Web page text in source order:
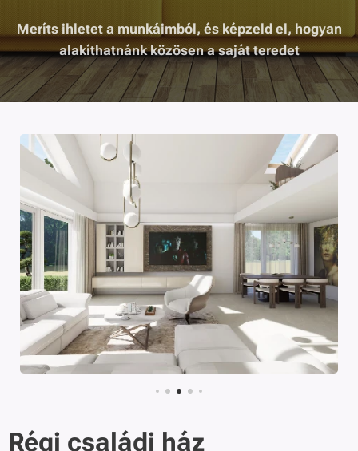
Meríts ihletet a munkáimból, és képzeld el, hogyan
alakíthatnánk közösen a saját teredet
Régi családi ház